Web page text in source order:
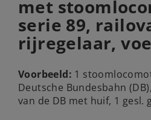
met
serie 89,
rijregelaar,
Voorbeeld: 1
Deutsche Bundesbahn
van de DB met huif, 1 gesl.